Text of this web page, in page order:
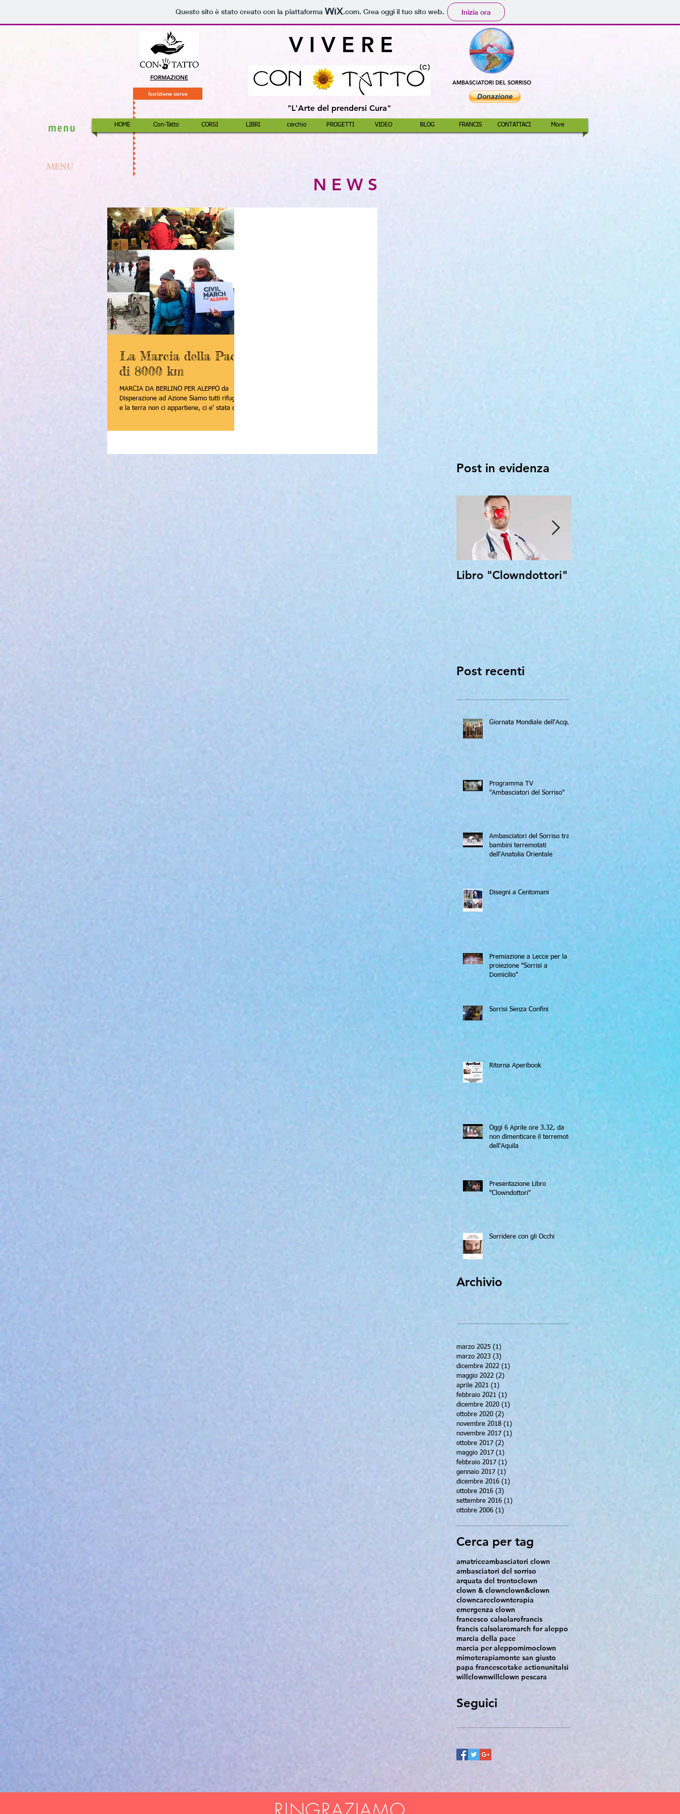
Questo sito è stato creato con la piattaforma .com. Crea oggi il tuo sito web. Inizia ora
FORMAZIONE
Iscrizione corso
V I V E R E
AMBASCIATORI DEL SORRISO
"L'Arte del prendersi Cura"
menu HOME Con-Tatto CORSI LIBRI cerchio PROGETTI VIDEO BLOG FRANCIS CONTATTACI More
MENU
N E W S
La Marcia della Pace
di 8000 km
MARCIA DA BERLINO PER ALEPPO da
Disperazione ad Azione Siamo tutti rifugiati
e la terra non ci appartiene, ci e' stata data
Post in evidenza
Libro "Clowndottori"
In Marcia per i
Post recenti
Giornata Mondiale dell'Acqua
Programma TV
"Ambasciatori del Sorriso"
Ambasciatori del Sorriso tra i
bambini terremotati
dell'Anatolia Orientale
Disegni a Centomani
Premiazione a Lecce per la
proiezione "Sorrisi a
Domicilio"
Sorrisi Senza Confini
Ritorna Aperibook
Oggi 6 Aprile ore 3.32, da
non dimenticare il terremoto
dell'Aquila
Presentazione Libro
"Clowndottori"
Sorridere con gli Occhi
Archivio
marzo 2025 (1)
marzo 2023 (3)
dicembre 2022 (1)
maggio 2022 (2)
aprile 2021 (1)
febbraio 2021 (1)
dicembre 2020 (1)
ottobre 2020 (2)
novembre 2018 (1)
novembre 2017 (1)
ottobre 2017 (2)
maggio 2017 (1)
febbraio 2017 (1)
gennaio 2017 (1)
dicembre 2016 (1)
ottobre 2016 (3)
settembre 2016 (1)
ottobre 2006 (1)
Cerca per tag
amatriceambasciatori clown
ambasciatori del sorriso
arquata del trontoclown
clown & clownclown&clown
clowncareclownterapia
emergenza clown
francesco calsolarofrancis
francis calsolaromarch for aleppo
marcia della pace
marcia per aleppomimoclown
mimoterapiamonte san giusto
papa francescotake actionunitalsi
willclownwillclown pescara
Seguici